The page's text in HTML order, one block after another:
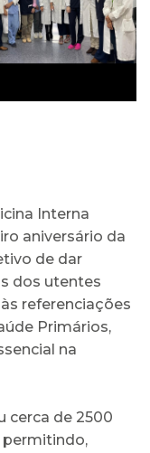
Interna
aniversário da
de dar
dos utentes
referenciações
Primários,
na
cerca de 2500
permitindo,